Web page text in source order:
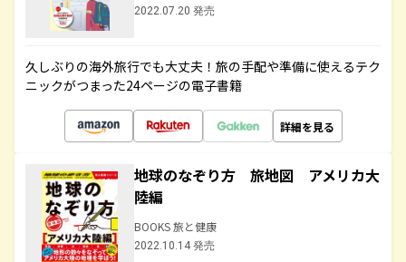
2022.07.20 発売
久しぶりの海外旅行でも大丈夫！旅の手配や準備に使えるテク
ニックがつまった24ページの電子書籍
詳細を見る
地球のなぞり方 旅地図 アメリカ大
陸編
BOOKS 旅と健康
2022.10.14 発売